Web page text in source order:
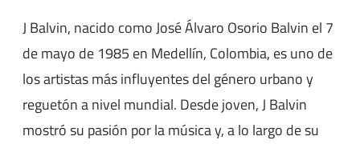
J Balvin, nacido como José Álvaro Osorio Balvin el 7
de mayo de 1985 en Medellín, Colombia, es uno de
los artistas más influyentes del género urbano y
reguetón a nivel mundial. Desde joven, J Balvin
mostró su pasión por la música y, a lo largo de su